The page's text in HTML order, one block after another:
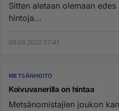
Sitten aletaan olemaan
hintoja...
09.06.2022 07:41
METSÄNHOITO
Koivuvanerilla on hintaa
Metsänomistajien joukon